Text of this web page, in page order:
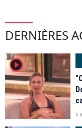
DERNIÈRES
player2
6